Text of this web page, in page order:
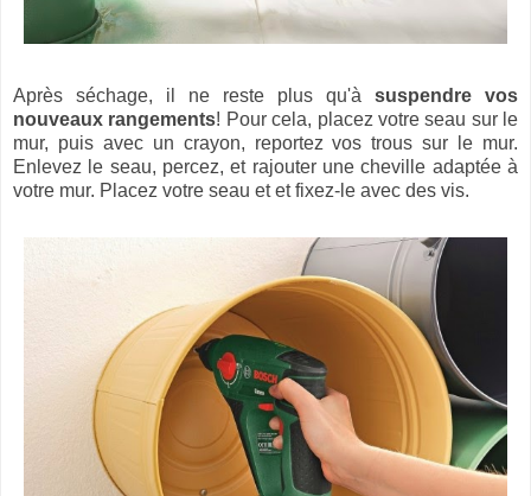
Après séchage, il ne reste plus qu'à suspendre vos
nouveaux rangements! Pour cela, placez votre seau sur le
mur, puis avec un crayon, reportez vos trous sur le mur.
Enlevez le seau, percez, et rajouter une cheville adaptée à
votre mur. Placez votre seau et et fixez-le avec des vis.